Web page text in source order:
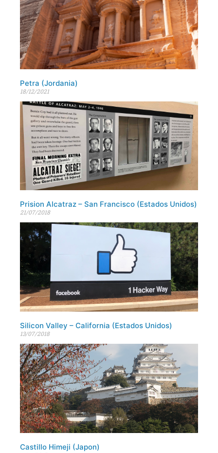
Petra (Jordania)
18/12/2021
Prision Alcatraz – San Francisco (Estados Unidos)
21/07/2018
Silicon Valley – California (Estados Unidos)
13/07/2018
Castillo Himeji (Japon)